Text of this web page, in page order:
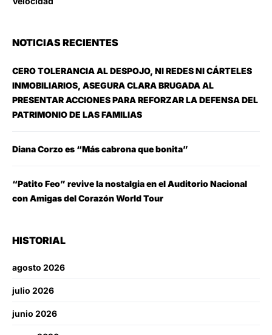
NOTICIAS RECIENTES
CERO TOLERANCIA AL DESPOJO, NI REDES NI CÁRTELES
INMOBILIARIOS, ASEGURA CLARA BRUGADA AL
PRESENTAR ACCIONES PARA REFORZAR LA DEFENSA DEL
PATRIMONIO DE LAS FAMILIAS
Diana Corzo es “Más cabrona que bonita”
“Patito Feo” revive la nostalgia en el Auditorio Nacional
con Amigas del Corazón World Tour
HISTORIAL
agosto 2026
julio 2026
junio 2026